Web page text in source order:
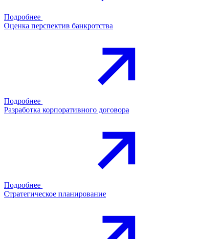
Подробнее
Оценка перспектив банкротства
Подробнее
Разработка корпоративного договора
Подробнее
Стратегическое планирование